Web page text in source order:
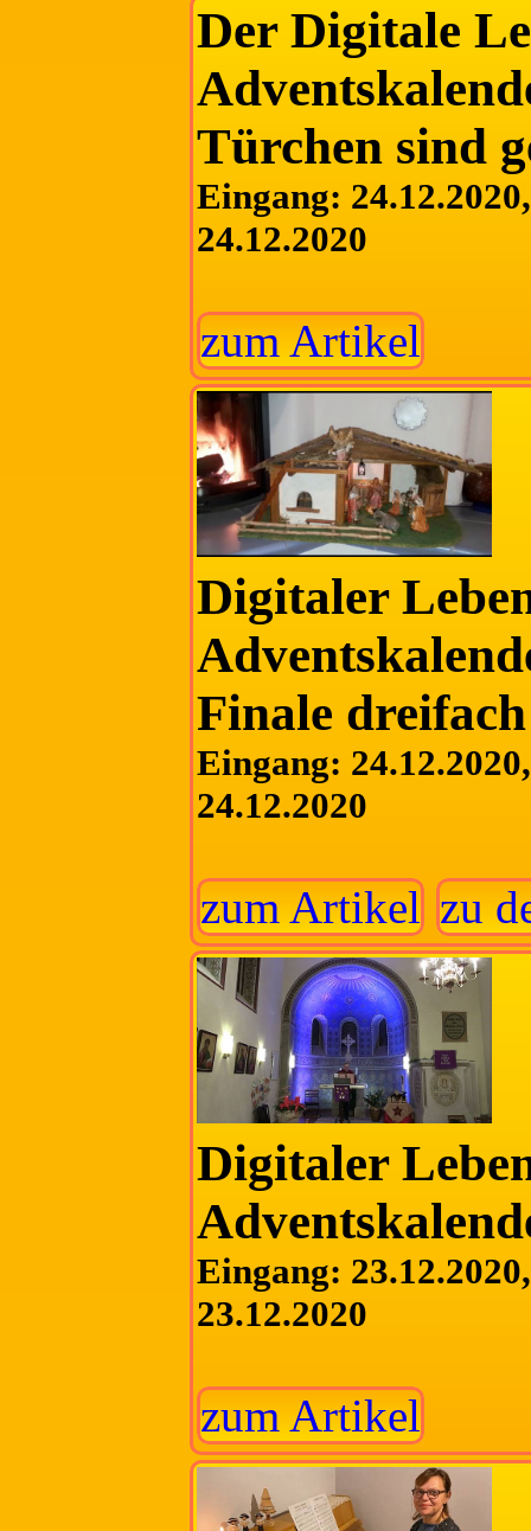
Der Digitale
Türchen sind
Eingang:
24.12.2020
zum Artikel
Digitaler
Finale dreifach
Eingang:
24.12.2020
zum Artikel zu
Digitaler
Eingang:
23.12.2020
zum Artikel